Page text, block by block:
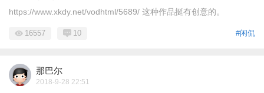
https://www.xkdy.net/vodhtml/5689/ 这种作品挺有创意的。
#闲侃
16557 10
那巴尔
2018-9-28 22:51